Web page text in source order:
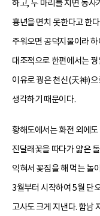
하고, 두 마리를 치면 농사
흉년을 면치 못한다고 한
주워오면 공덕지물이라
대조적으로 한편에서는
이유로 꿩은 천신(天神)
생각하기 때문이다.
황해도에서는 화전 외에
진달래꽃을 따다가 얇은
익혀서 꽃짐을 해 먹는 놀
3월부터 시작하여 5월 단
고사도 크게 지낸다. 함남